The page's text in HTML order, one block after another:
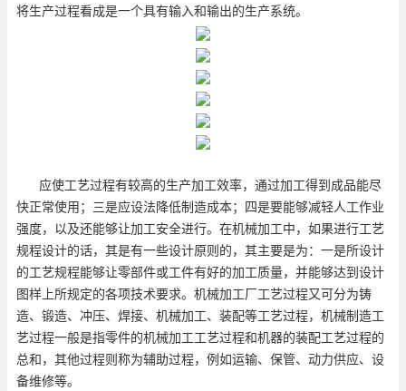
将生产过程看成是一个具有输入和输出的生产系统。
应使工艺过程有较高的生产加工效率，通过加工得到成品能尽
快正常使用；三是应设法降低制造成本；四是要能够减轻人工作业
强度，以及还能够让加工安全进行。在机械加工中，如果进行工艺
规程设计的话，其是有一些设计原则的，其主要是为：一是所设计
的工艺规程能够让零部件或工件有好的加工质量，并能够达到设计
图样上所规定的各项技术要求。机械加工厂工艺过程又可分为铸
造、锻造、冲压、焊接、机械加工、装配等工艺过程，机械制造工
艺过程一般是指零件的机械加工工艺过程和机器的装配工艺过程的
总和，其他过程则称为辅助过程，例如运输、保管、动力供应、设
备维修等。